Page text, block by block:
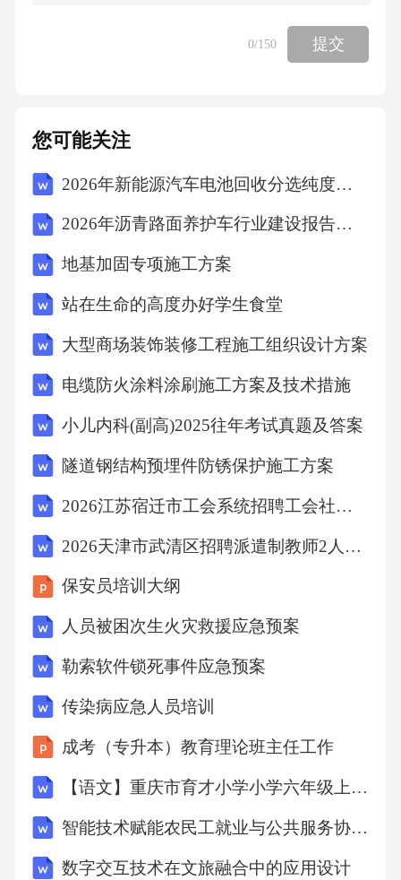
附加协议原件或扫描件，重点标注责任免除条
款与承诺内容，作为维权核心依据。投诉受理
升级投诉至监管机构的基础材料。沟通记录留
存保留与保险公司或代理人的通话录音、邮件
往来、聊天记录等，需包含时间戳、对方身份
性。损失证明材料如涉及理赔纠纷，需提供医
疗诊断书、维修清单、第三方评估报告等，确
保文件加盖公章或经权威机构认证，以增强证
据效力。协商沟通技巧要点明确诉求与依据提
规（如《保险法》相关规定），以逻辑清晰的
表述提出合理诉求，避免情绪化沟通。分层对
话策略优先与一线客服协商，若未果则要求升
级至投诉处理专员或管理层，每次沟通后记录
对方承诺及解决方案，形成书面备忘。第三方
调解资源利用在僵持阶段可提议通过保险行业
协会调解中心或专业仲裁机构介入，借助中立
平台推动问题解决。时效性把控注意保险合同
利丧失，同时在协商过程中设定合理期限要求
对方反馈。2014监管投诉标准流程04010203投
诉材料规范化按照银保监会或地方监管局要
求，填写标准投诉表格，附上前期收集的证据
链（如合同、沟通记录、损失证明等），确保
材料完整且逻辑连贯。多渠道提交投诉可通过
0/150 提交
您可能关注
2026年新能源汽车电池回收分选纯度创新报告
2026年沥青路面养护车行业建设报告及市场投资分析
地基加固专项施工方案
站在生命的高度办好学生食堂
大型商场装饰装修工程施工组织设计方案
电缆防火涂料涂刷施工方案及技术措施
小儿内科(副高)2025往年考试真题及答案
隧道钢结构预埋件防锈保护施工方案
2026江苏宿迁市工会系统招聘工会社会工作者12人考前冲刺密卷含答案详解【预热题】
2026天津市武清区招聘派遣制教师2人考前冲刺试卷（满分必刷）附答案详解
保安员培训大纲
人员被困次生火灾救援应急预案
勒索软件锁死事件应急预案
传染病应急人员培训
成考（专升本）教育理论班主任工作
【语文】重庆市育才小学小学六年级上册期末试题
智能技术赋能农民工就业与公共服务协同发展
数字交互技术在文旅融合中的应用设计